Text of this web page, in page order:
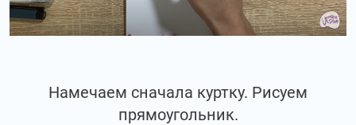
Намечаем сначала куртку. Рисуем
прямоугольник.